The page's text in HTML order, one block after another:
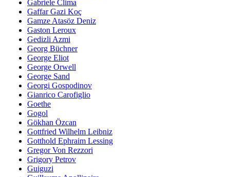
Gabriele Clima
Gaffar Gazi Koç
Gamze Atasöz Deniz
Gaston Leroux
Gedizli Azmi
Georg Büchner
George Eliot
George Orwell
George Sand
Georgi Gospodinov
Gianrico Carofiglio
Goethe
Gogol
Gökhan Özcan
Gottfried Wilhelm Leibniz
Gotthold Ephraim Lessing
Gregor Von Rezzori
Grigory Petrov
Guiguzi